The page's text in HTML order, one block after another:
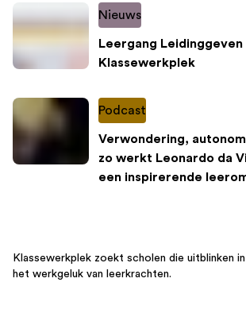
Nieuws
Leergang Leidinggeven
Klassewerkplek
Podcast
Verwondering,
zo werkt Leonardo da
een inspirerende
Klassewerkplek zoekt scholen die uitblinken in
het werkgeluk van leerkrachten.